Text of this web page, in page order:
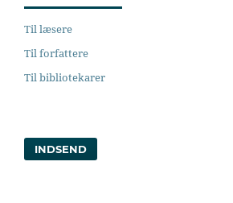
Til læsere
Til forfattere
Til bibliotekarer
INDSEND